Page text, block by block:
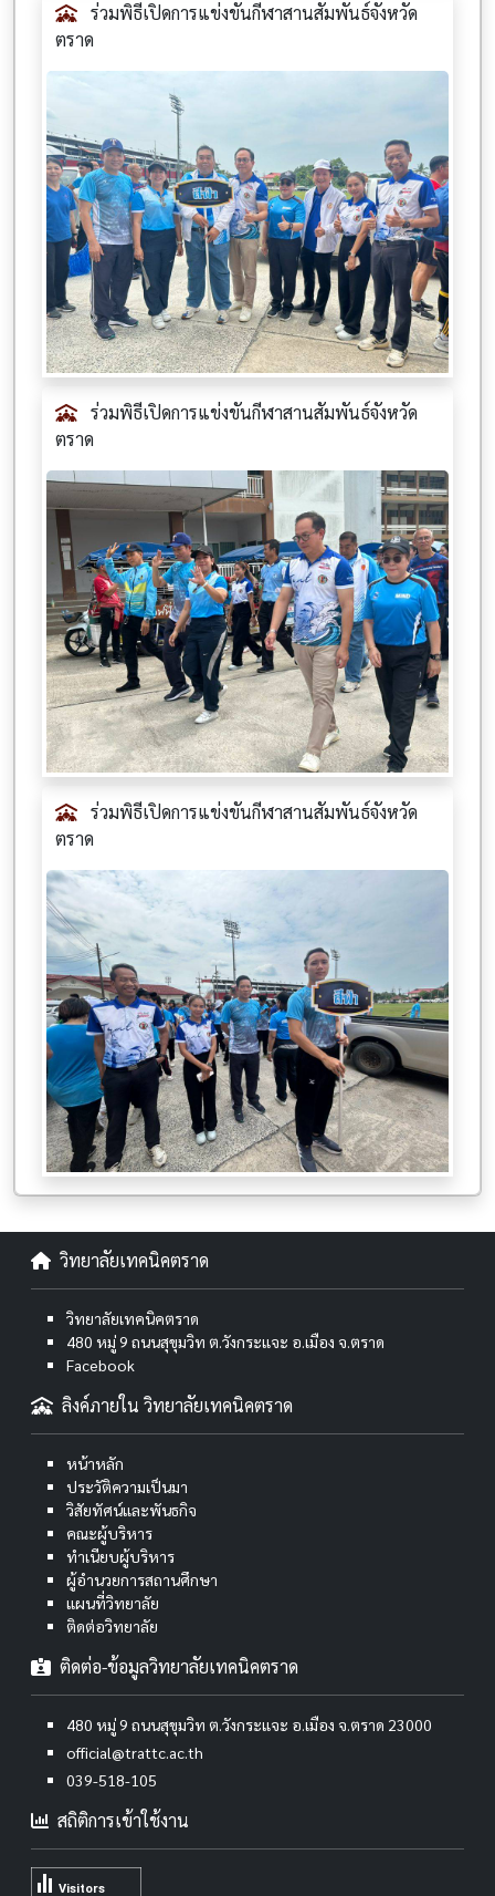
ร่วมพิธีเปิดการแข่งขันกีฬาสานสัมพันธ์จังหวัด
ตราด
ร่วมพิธีเปิดการแข่งขันกีฬาสานสัมพันธ์จังหวัด
ตราด
ร่วมพิธีเปิดการแข่งขันกีฬาสานสัมพันธ์จังหวัด
ตราด
วิทยาลัยเทคนิคตราด
วิทยาลัยเทคนิคตราด
480 หมู่ 9 ถนนสุขุมวิท ต.วังกระแจะ อ.เมือง จ.ตราด
Facebook
ลิงค์ภายใน วิทยาลัยเทคนิคตราด
หน้าหลัก
ประวัติความเป็นมา
วิสัยทัศน์และพันธกิจ
คณะผู้บริหาร
ทำเนียบผู้บริหาร
ผู้อำนวยการสถานศึกษา
แผนที่วิทยาลัย
ติดต่อวิทยาลัย
ติดต่อ-ข้อมูลวิทยาลัยเทคนิคตราด
480 หมู่ 9 ถนนสุขุมวิท ต.วังกระแจะ อ.เมือง จ.ตราด 23000
official@trattc.ac.th
039-518-105
สถิติการเข้าใช้งาน
Visitors